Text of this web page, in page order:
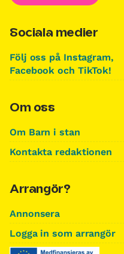
Sociala medier
Följ oss på Instagram,
Facebook och TikTok!
Om oss
Om Barn i stan
Kontakta redaktionen
Arrangör?
Annonsera
Logga in som arrangör